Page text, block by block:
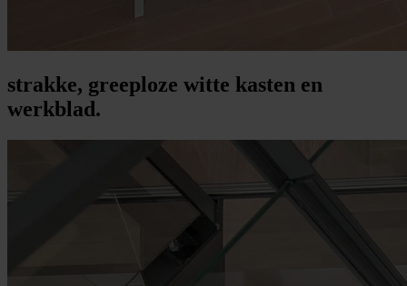
strakke, greeploze witte kasten en
werkblad.